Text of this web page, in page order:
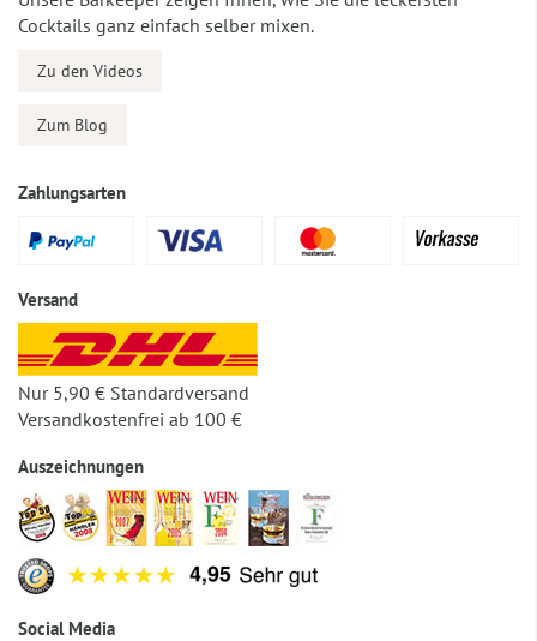
Cocktails ganz einfach selber mixen.
Zu den Videos
Zum Blog
Zahlungsarten
Versand
Nur 5,90 € Standardversand
Versandkostenfrei ab 100 €
Auszeichnungen
Social Media